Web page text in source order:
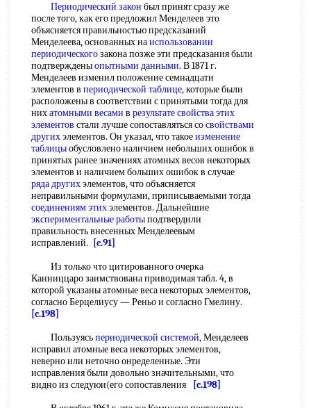
Периодический закон был принят сразу же
после того, как его предложил Менделеев это
объясняется правильностью предсказаний
Менделеева, основанных наиспользовании
периодическогозакона позже эти предсказания были
подтвержденыопытными данными. В 1871 г.
Менделеев изменил положение семнадцати
элементов в периодической таблице, которые были
расположены в соответствии с принятыми тогда для
нихатомными весами в результате свойстваэтих
элементов стали лучше сопоставляться сосвойствами
другихэлементов. Он указал, что такоеизменение
таблицыобусловлено наличием небольших ошибок в
принятых ранее значениях атомных весов некоторых
элементов и наличием больших ошибок в случае
ряда другихэлементов, что объясняется
неправильными формулами, приписываемыми тогда
соединениям этихэлементов. Дальнейшие
экспериментальные работыподтвердили
правильность внесенных Менделеевым
исправлений.
[c.91]
Из только что цитированного очерка
Канниццаро заимствована приводимая табл. 4, в
которой указаны атомные веса некоторых элементов,
согласно Берцелиусу — Реньо и согласно Гмелину.
[c.198]
Пользуясьпериодической системой, Менделеев
исправил атомные веса некоторых элементов,
неверно или неточно онределенные. Эти
исправления были довольно значительными, что
видно из следуюи(его сопоставления
[c.198]